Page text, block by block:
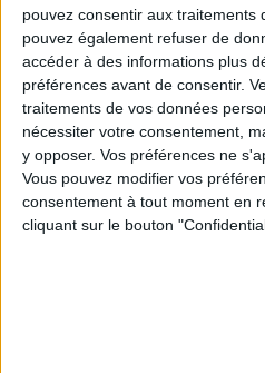
pouvez consentir aux traitements
pouvez également refuser de
accéder à des informations plus
préférences avant de consentir.
traitements de vos données
nécessiter votre consentement,
y opposer. Vos préférences ne
Vous pouvez modifier vos
consentement à tout moment en
cliquant sur le bouton
La maturité
laisse à désirer
Le signalement
devient